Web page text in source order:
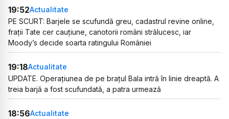
19:52Actualitate
PE SCURT: Barjele se scufundă greu, cadastrul revine online,
frații Tate cer cauțiune, canotorii români strălucesc, iar
Moody’s decide soarta ratingului României
19:18Actualitate
UPDATE. Operațiunea de pe brațul Bala intră în linie dreaptă. A
treia barjă a fost scufundată, a patra urmează
18:56Actualitate